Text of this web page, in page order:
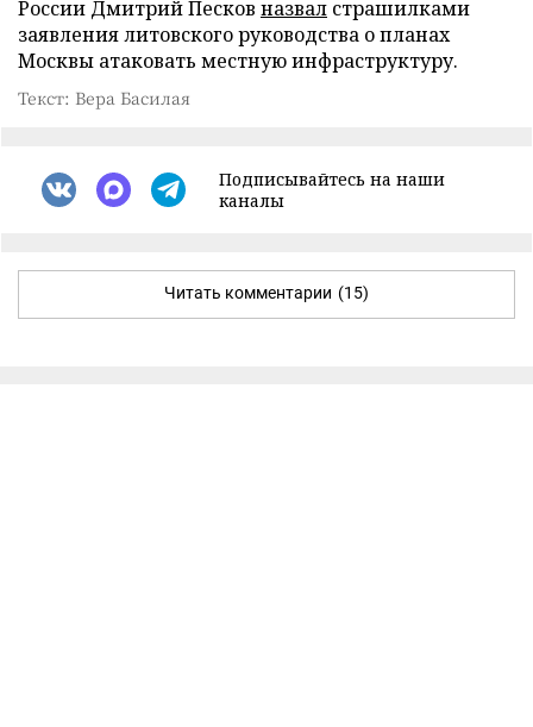
России Дмитрий Песков назвал страшилками
заявления литовского руководства о планах
Москвы атаковать местную инфраструктуру.
Текст: Вера Басилая
Подписывайтесь на наши
каналы
Читать комментарии (15)